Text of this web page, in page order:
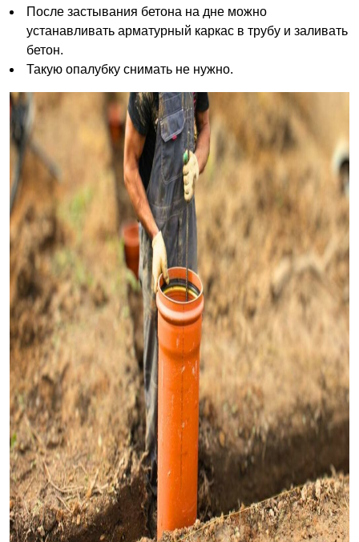
После застывания бетона на дне можно
устанавливать арматурный каркас в трубу и заливать
бетон.
Такую опалубку снимать не нужно.